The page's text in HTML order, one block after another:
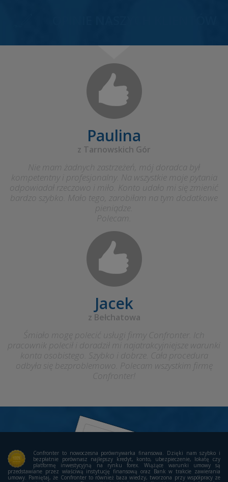
Paulina
z Tarnowskich Gór
Nie mam żadnych zastrzeżeń, mój doradca był
kompetentny i profesjonalny. Na wszystkie moje pytania
odpowiadał rzeczowo i miło. Konto udało mi się zmienić
bardzo szybko. Mało tego, zarobiłam na tym dodatkowe
pieniądze.
Polecam.
Jacek
z Bełchatowa
Śmiało mogę polecić usługi firmy Confronter. Ich
pracownik polecił i doradził mi najatrakcyjniejsze warunki
konta osobistego. Szybko i dobrze. Cała procedura
odbyła się bezproblemowo. Polecam wszystkim firmę
Confronter!
Confronter to nowoczesna porównywarka finansowa. Dzięki nam szybko i
bezpłatnie porównasz najlepszy kredyt, konto, ubezpieczenie, lokatę czy
platformę inwestycyjną na rynku forex. Wiążące warunki umowy są
przedstawiane przez właściwą instytucję finansową oraz Bank w trakcie zawierania
umowy. Pamiętaj, że Confronter to również baza wiedzy, tworzona przy współpracy ze